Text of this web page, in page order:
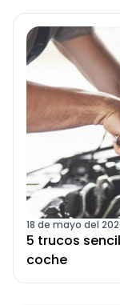
18 de mayo del
5 trucos
coche